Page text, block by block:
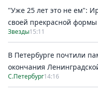
"Уже 25 лет это не ем":
своей прекрасной формы
Звезды15:11
В Петербурге почтили
окончания
С.Петербург14:16